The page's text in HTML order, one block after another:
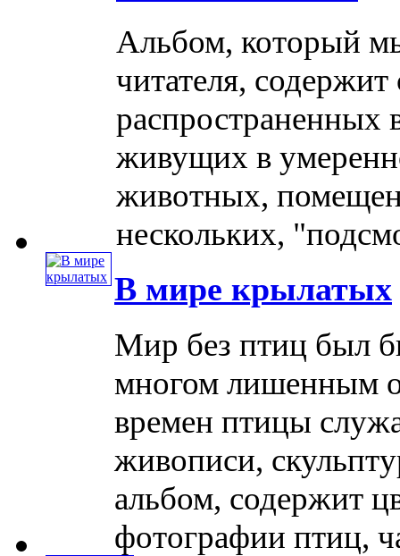
Альбом, который
читателя,
живущих в
животных,
нескольких,
В мире крылатых
Мир без птиц был
многом лишенным
времен птицы
живописи,
альбом, содержит
фотографии птиц,